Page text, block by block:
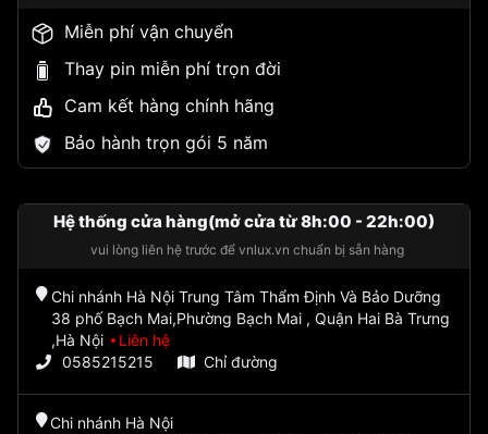
Miễn phí vận chuyển
Thay pin miễn phí trọn đời
Cam kết hàng chính hãng
Bảo hành trọn gói 5 năm
Hệ thống cửa hàng(mở cửa từ 8h:00 - 22h:00)
vui lòng liên hệ trước để vnlux.vn chuẩn bị sẵn hàng
Chi nhánh Hà Nội Trung Tâm Thẩm Định Và Bảo Dưỡng
38 phố Bạch Mai,Phường Bạch Mai , Quận Hai Bà Trưng
,Hà Nội
Liên hệ
0585215215
Chỉ đường
Chi nhánh Hà Nội